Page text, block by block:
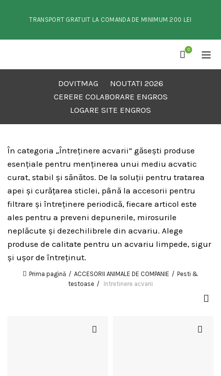
TRANSPORT GRATUIT LA COMANDA DE MINIMUM 200 LEI
0
DOVITMAG
NOUTATI 2026
CERERE COLABORARE ENGROS
LOGARE SITE ENGROS
În categoria „Întreținere acvarii” găsești produse
esențiale pentru menținerea unui mediu acvatic
curat, stabil și sănătos. De la soluții pentru tratarea
apei și curățarea sticlei, până la accesorii pentru
filtrare și întreținere periodică, fiecare articol este
ales pentru a preveni depunerile, mirosurile
neplăcute și dezechilibrele din acvariu. Alege
produse de calitate pentru un acvariu limpede, sigur
și ușor de întreținut.
Prima pagină ACCESORII ANIMALE DE COMPANIE
Pesti &
testoase
Intretinere acvarii